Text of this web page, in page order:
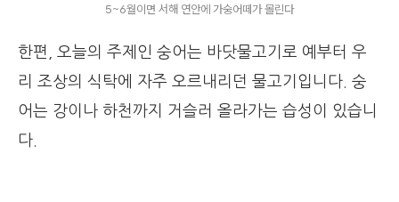
5~6월이면 서해 연안에 가숭어떼가 몰린다
한편, 오늘의 주제인 숭어는 바닷물고기로 예부터 우
리 조상의 식탁에 자주 오르내리던 물고기입니다. 숭
어는 강이나 하천까지 거슬러 올라가는 습성이 있습니
다.